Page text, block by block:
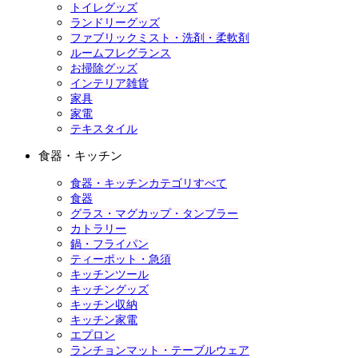
トイレグッズ
ランドリーグッズ
ファブリックミスト・洗剤・柔軟剤
ルームフレグランス
お掃除グッズ
インテリア雑貨
家具
家電
テキスタイル
食器・キッチン
食器・キッチンカテゴリすべて
食器
グラス・マグカップ・タンブラー
カトラリー
鍋・フライパン
ティーポット・急須
キッチンツール
キッチングッズ
キッチン収納
キッチン家電
エプロン
ランチョンマット・テーブルウェア